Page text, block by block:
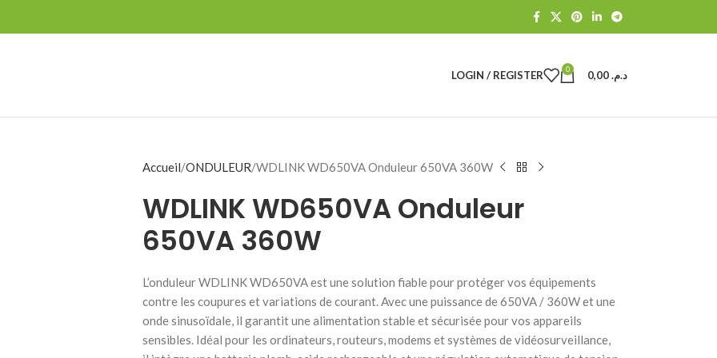
LOGIN / REGISTER 0 د.م.
Accueil ONDULEUR WDLINK WD650VA Onduleur 650VA 360W
WDLINK WD650VA Onduleur
650VA 360W
L’onduleur WDLINK WD650VA est une solution fiable pour protéger vos équipements
contre les coupures et variations de courant. Avec une puissance de 650VA / 360W et une
onde sinusoïdale, il garantit une alimentation stable et sécurisée pour vos appareils
sensibles. Idéal pour les ordinateurs, routeurs, modems et systèmes de vidéosurveillance,